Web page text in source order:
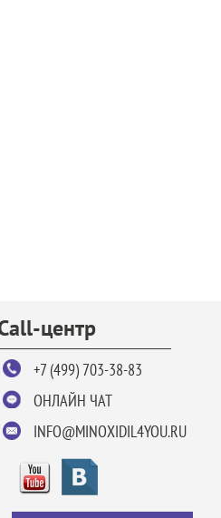
центр
+7 (499) 703-38-83
ОНЛАЙН ЧАТ
INFO@MINOXIDIL4YOU.RU